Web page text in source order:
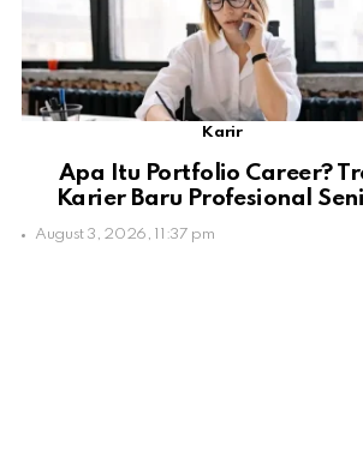
Karir
Apa Itu Portfolio Career?
Karier Baru Profesional
August 3, 2026, 11:37 pm